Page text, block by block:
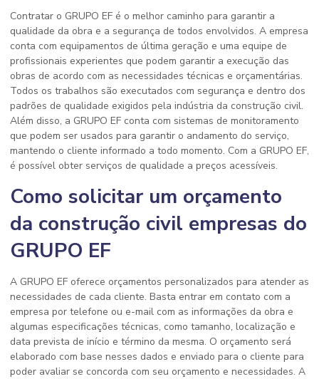
Contratar o GRUPO EF é o melhor caminho para garantir a
qualidade da obra e a segurança de todos envolvidos. A empresa
conta com equipamentos de última geração e uma equipe de
profissionais experientes que podem garantir a execução das
obras de acordo com as necessidades técnicas e orçamentárias.
Todos os trabalhos são executados com segurança e dentro dos
padrões de qualidade exigidos pela indústria da construção civil.
Além disso, a GRUPO EF conta com sistemas de monitoramento
que podem ser usados para garantir o andamento do serviço,
mantendo o cliente informado a todo momento. Com a GRUPO EF,
é possível obter serviços de qualidade a preços acessíveis.
Como solicitar um orçamento
da construção civil empresas do
GRUPO EF
A GRUPO EF oferece orçamentos personalizados para atender as
necessidades de cada cliente. Basta entrar em contato com a
empresa por telefone ou e-mail com as informações da obra e
algumas especificações técnicas, como tamanho, localização e
data prevista de início e término da mesma. O orçamento será
elaborado com base nesses dados e enviado para o cliente para
poder avaliar se concorda com seu orçamento e necessidades. A